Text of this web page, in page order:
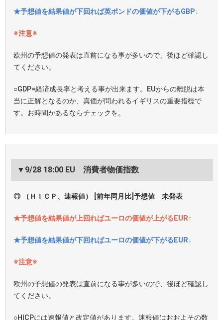
★予想値を結果値が下回れば英ポンドの価値が下がるGBP↓
※注意※
欧州の予想値の発表は直前になる事が多いので、後ほど確認し
てください。
○GDP=経済成長率と考える事が出来ます。EUからの離脱は本
当に正解となるのか、真価が問われるイギリスの重要指標で
す。お時間があるならチェックを。
▼9/28 18:00 EU 消費者物価指数
◎ （ＨＩＣＰ、速報値） [前年同月比]予想値 未発表
★予想値を結果値が上回ればユーロの価値が上がるEUR↑
★予想値を結果値が下回ればユーロの価値が下がるEUR↓
※注意※
欧州の予想値の発表は直前になる事が多いので、後ほど確認し
てください。
○HICPには速報値と改定値があります。速報値はおおよその数